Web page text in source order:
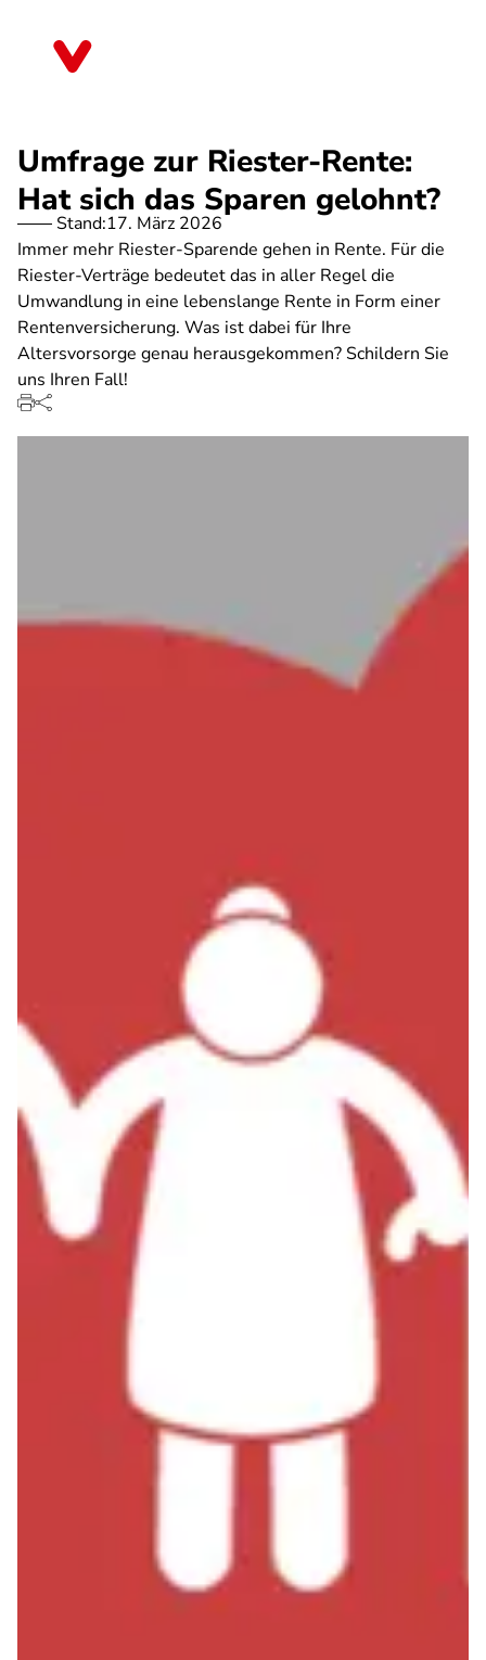
Umfrage zur Riester-Rente:
Hat sich das Sparen gelohnt?
Stand:17. März 2026
Immer mehr Riester-Sparende gehen in Rente. Für die
Riester-Verträge bedeutet das in aller Regel die
Umwandlung in eine lebenslange Rente in Form einer
Rentenversicherung. Was ist dabei für Ihre
Altersvorsorge genau herausgekommen? Schildern Sie
uns Ihren Fall!